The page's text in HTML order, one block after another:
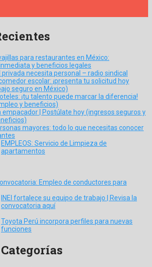
para restaurantes en México:
y beneficios legales
privada necesita personal – radio sindical
escolar: ¡presenta tu solicitud hoy
seguro en México)
¡tu talento puede marcar la diferencia!
y beneficios)
empacador | Postúlate hoy (ingresos seguros y
mayores: todo lo que necesitas conocer
EMPLEOS: Servicio de Limpieza de
apartamentos
Empleo de conductores para
INEI fortalece su equipo de trabajo | Revisa la
convocatoria aquí
Toyota Perú incorpora perfiles para nuevas
funciones
Categorías